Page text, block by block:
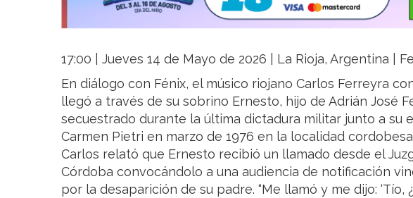
17:00 | Jueves 14 de Mayo de 2026 | La Rioja, Argentina |
En diálogo con Fénix, el músico riojano Carlos Ferreyra
llegó a través de su sobrino Ernesto, hijo de Adrián José
secuestrado durante la última dictadura militar junto a su
Carmen Pietri en marzo de 1976 en la localidad
Carlos relató que Ernesto recibió un llamado desde el
Córdoba convocándolo a una audiencia de notificación
por la desaparición de su padre. “Me llamó y me dijo: ‘Tío,